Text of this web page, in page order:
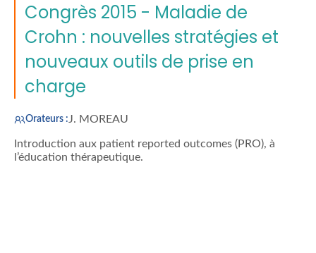
Congrès 2015 - Maladie de
Crohn : nouvelles stratégies et
nouveaux outils de prise en
charge
Orateurs : J. MOREAU
Introduction aux patient reported outcomes (PRO), à
l’éducation thérapeutique.